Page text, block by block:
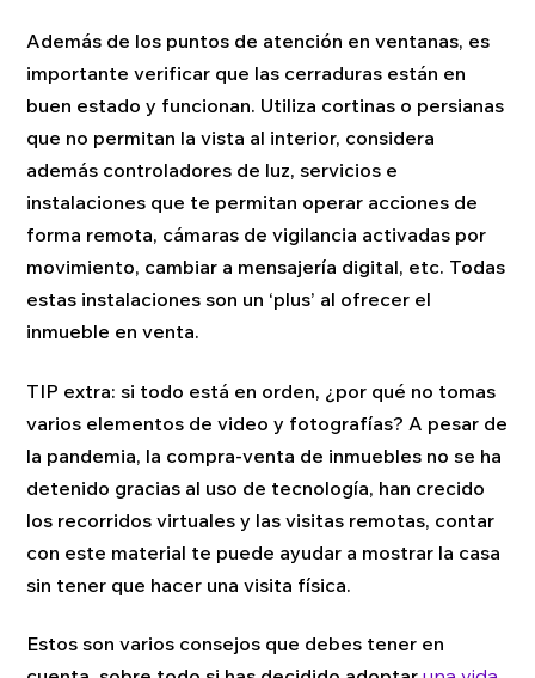
Además de los puntos de atención en ventanas, es
importante verificar que las cerraduras están en
buen estado y funcionan. Utiliza cortinas o persianas
que no permitan la vista al interior, considera
además controladores de luz, servicios e
instalaciones que te permitan operar acciones de
forma remota, cámaras de vigilancia activadas por
movimiento, cambiar a mensajería digital, etc. Todas
estas instalaciones son un ‘plus’ al ofrecer el
inmueble en venta.
TIP extra: si todo está en orden, ¿por qué no tomas
varios elementos de video y fotografías? A pesar de
la pandemia, la compra-venta de inmuebles no se ha
detenido gracias al uso de tecnología, han crecido
los recorridos virtuales y las visitas remotas, contar
con este material te puede ayudar a mostrar la casa
sin tener que hacer una visita física.
Estos son varios consejos que debes tener en